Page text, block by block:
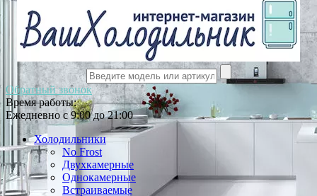
Обратный звонок
Время работы:
Ежедневно с 9:00 до 21:00
Холодильники
No Frost
Двухкамерные
Однокамерные
Встраиваемые